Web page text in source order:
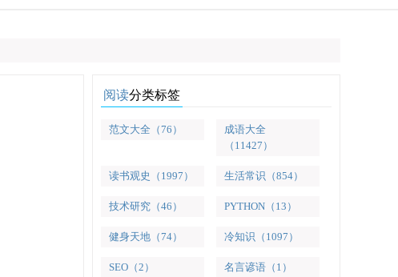
阅读分类标签
范文大全（76）
成语大全
（11427）
读书观史（1997） 生活常识（854）
技术研究（46） PYTHON（13）
健身天地（74） 冷知识（1097）
SEO（2） 名言谚语（1）